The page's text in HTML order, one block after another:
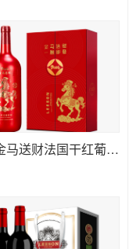
雷盛金马送财法国干红葡萄酒单瓶